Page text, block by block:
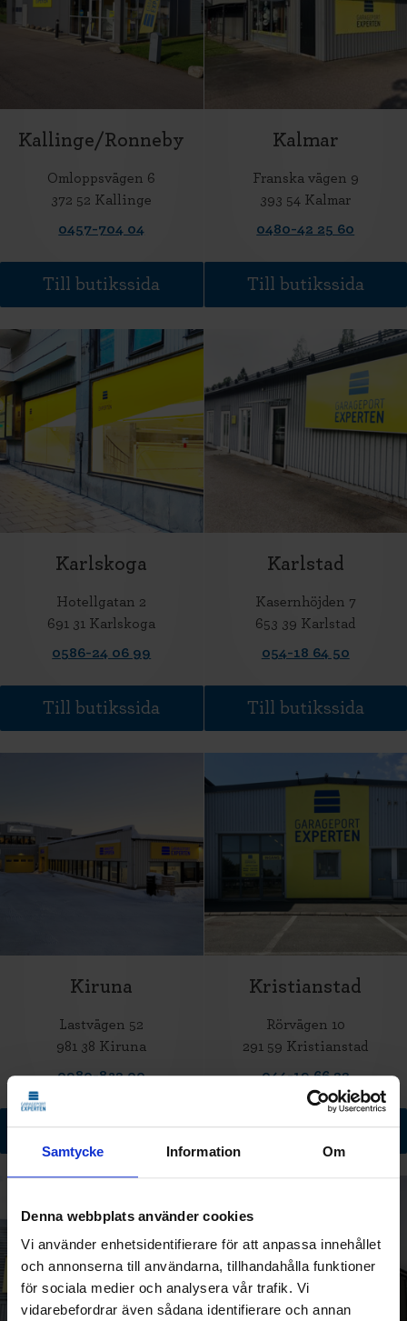
Samtycke Information Om
Denna webbplats använder cookies
Vi använder enhetsidentifierare för att anpassa innehållet
och annonserna till användarna, tillhandahålla funktioner
för sociala medier och analysera vår trafik. Vi
vidarebefordrar även sådana identifierare och annan
Kallinge/Ronneby
Omloppsvägen 6
372 52 Kallinge
0457-704 04
Till butikssida
Kalmar
Franska vägen 9
393 54 Kalmar
0480-42 25 60
Till butikssida
Karlskoga
Hotellgatan 2
691 31 Karlskoga
0586-24 06 99
Till butikssida
Karlstad
Kasernhöjden 7
653 39 Karlstad
054-18 64 50
Till butikssida
Kiruna
Lastvägen 52
981 38 Kiruna
0980-832 00
Till butikssida
Kristianstad
Rörvägen 10
291 59 Kristianstad
044-19 66 22
Till butikssida